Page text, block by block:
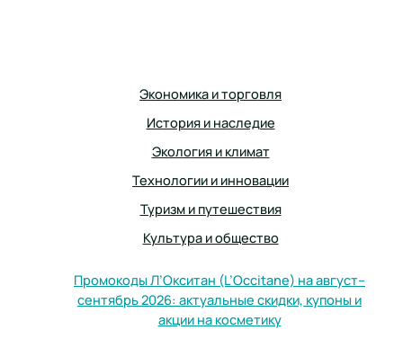
Экономика и торговля
История и наследие
Экология и климат
Технологии и инновации
Туризм и путешествия
Культура и общество
Промокоды Л’Окситан (L’Occitane) на август–
сентябрь 2026: актуальные скидки, купоны и
акции на косметику